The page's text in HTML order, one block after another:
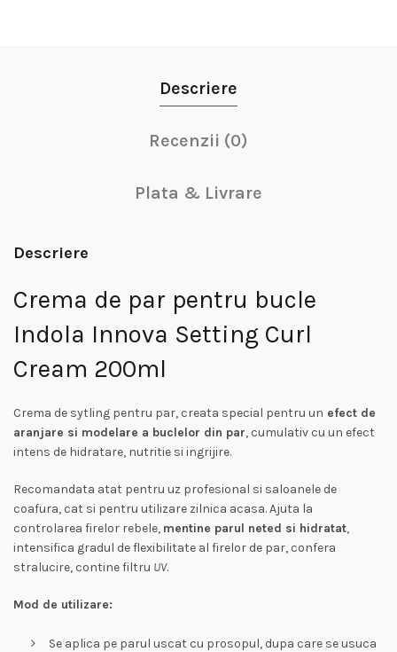
Descriere
Recenzii (0)
Plata & Livrare
Descriere
Crema de par pentru bucle
Indola Innova Setting Curl
Cream 200ml
Crema de sytling pentru par, creata special pentru un efect de
aranjare si modelare a buclelor din par, cumulativ cu un efect
intens de hidratare, nutritie si ingrijire.
Recomandata atat pentru uz profesional si saloanele de
coafura, cat si pentru utilizare zilnica acasa. Ajuta la
controlarea firelor rebele, mentine parul neted si hidratat,
intensifica gradul de flexibilitate al firelor de par, confera
stralucire, contine filtru UV.
Mod de utilizare:
Se aplica pe parul uscat cu prosopul, dupa care se usuca